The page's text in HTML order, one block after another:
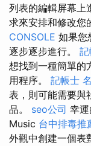
列表的編輯屏幕上
求來安排和修改您
CONSOLE 如果您
逐步逐步進行。
想找到一種簡單的
用程序。 記帳士
表，則可能需要與
品。 seo公司 幸
Music 台中排毒推
外觀中創建一個表